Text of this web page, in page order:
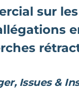
sur
Issues &